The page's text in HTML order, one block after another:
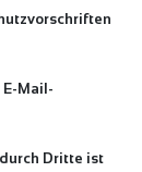
Mail-
Dritte ist